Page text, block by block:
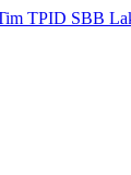
TPID SBB